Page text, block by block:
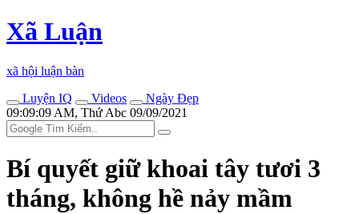
Xã Luận
xã hội luận bàn
Luyện IQ
Videos
Ngày Đẹp
09:09:09 AM, Thứ Abc 09/09/2021
Bí quyết giữ khoai tây tươi 3
tháng, không hề nảy mầm